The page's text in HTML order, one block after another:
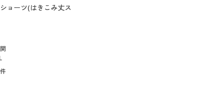
ョーツ(はきこみ丈ス
件